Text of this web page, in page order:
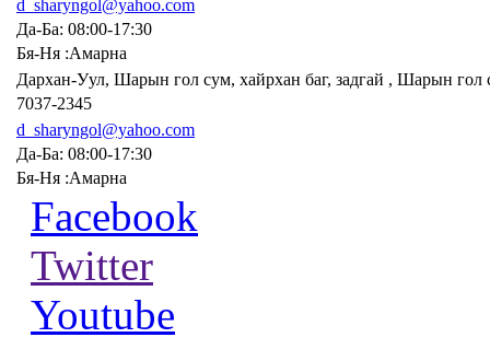
d_sharyngol@yahoo.com
Да-Ба: 08:00-17:30
Бя-Ня :Амарна
Дархан-Уул, Шарын гол сум, хайрхан баг, задгай , Шарын гол
7037-2345
d_sharyngol@yahoo.com
Да-Ба: 08:00-17:30
Бя-Ня :Амарна
Facebook
Twitter
Youtube